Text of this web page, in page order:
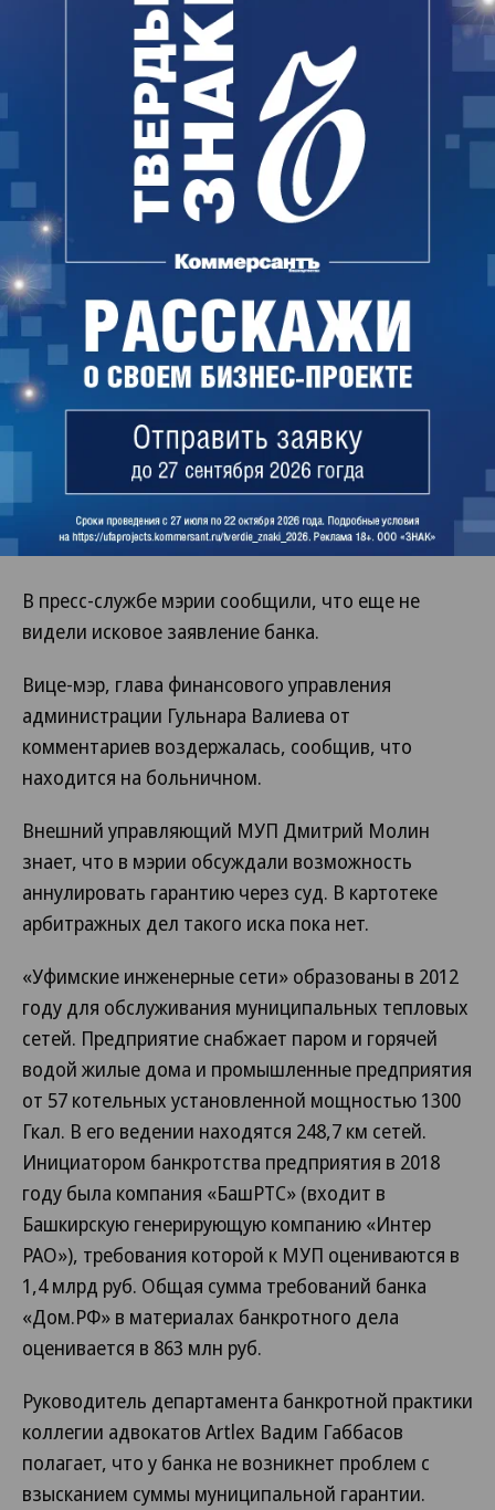
руб. чистая прибыль МУП составила 4,65 млн руб.,
в 2015 году при выручке 2,79 млрд руб.— 3,74 млн
руб. Кроме муниципальной гарантии договор с
банком предусматривал передачу в залог
имущества МУП залоговой стоимостью около 300
млн руб. В основном это производственная
недвижимость вроде зданий бойлерных и
котельных.
Бывший исполнительный директор «Уфимских
инженерных сетей» Максим Петров (управлял
предприятием с октября 2013 года до июля 2019
года) сообщил, что предприятие не смогло
погасить кредит из-за тяжелого финансового
положения: «На тот момент кредиторы уже
начали подавать на банкротство».
В пресс-службе «Дом.РФ» на запрос „Ъ“ не
ответили.
В пресс-службе мэрии сообщили, что еще не
видели исковое заявление банка.
Вице-мэр, глава финансового управления
администрации Гульнара Валиева от
комментариев воздержалась, сообщив, что
находится на больничном.
Внешний управляющий МУП Дмитрий Молин
знает, что в мэрии обсуждали возможность
аннулировать гарантию через суд. В картотеке
арбитражных дел такого иска пока нет.
«Уфимские инженерные сети» образованы в 2012
году для обслуживания муниципальных тепловых
сетей. Предприятие снабжает паром и горячей
водой жилые дома и промышленные предприятия
от 57 котельных установленной мощностью 1300
Гкал. В его ведении находятся 248,7 км сетей.
Инициатором банкротства предприятия в 2018
году была компания «БашРТС» (входит в
Башкирскую генерирующую компанию «Интер
РАО»), требования которой к МУП оцениваются в
1,4 млрд руб. Общая сумма требований банка
«Дом.РФ» в материалах банкротного дела
оценивается в 863 млн руб.
Руководитель департамента банкротной практики
коллегии адвокатов Artlex Вадим Габбасов
полагает, что у банка не возникнет проблем с
взысканием суммы муниципальной гарантии.